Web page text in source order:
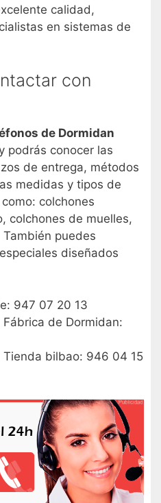
calidad,
en sistemas de
con
de Dormidan
podrás conocer las
de entrega, métodos
medidas y tipos de
colchones
colchones de muelles,
puedes
diseñados
947 07 20 13
de Dormidan:
bilbao: 946 04 15